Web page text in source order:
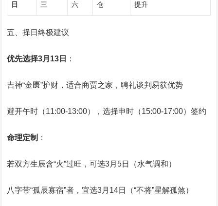
日
三
六
仓
提升
五、择日终极建议
优先选择3月13日 ：
吉神“金匮”护财，适合商贾之家，聘礼谈判易获优势
避开午时（11:00-13:00），选择申时（15:00-17:00）签约
命理定制 ：
若双方生辰含“火”过旺，可选3月5日（水气调和）
八字带“孤辰寡宿”者，宜选3月14日（“不将”星解孤煞）